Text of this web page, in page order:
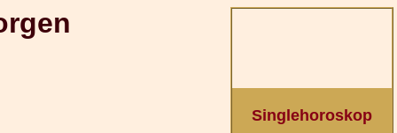
Singlehoroskop